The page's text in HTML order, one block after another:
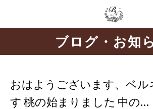
ブログ・お知
おはようございます、ベル
す 桃の始まりました 中の…